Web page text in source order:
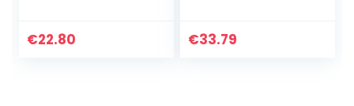
€22.80 €33.79